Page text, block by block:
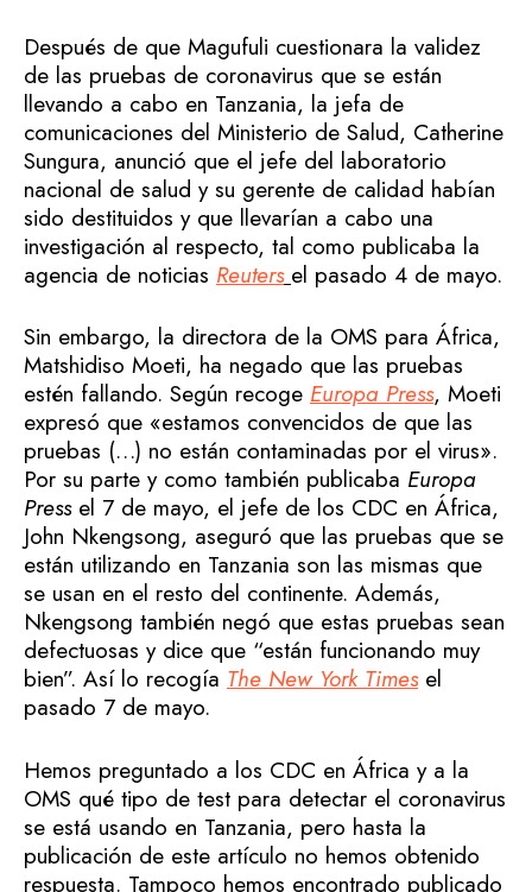
Después de que Magufuli cuestionara la validez
de las pruebas de coronavirus que se están
llevando a cabo en Tanzania, la jefa de
comunicaciones del Ministerio de Salud, Catherine
Sungura, anunció que el jefe del laboratorio
nacional de salud y su gerente de calidad habían
sido destituidos y que llevarían a cabo una
investigación al respecto, tal como publicaba la
agencia de noticias Reuters el pasado 4 de mayo.
Sin embargo, la directora de la OMS para África,
Matshidiso Moeti, ha negado que las pruebas
estén fallando. Según recoge Europa Press, Moeti
expresó que «estamos convencidos de que las
pruebas (…) no están contaminadas por el virus».
Por su parte y como también publicaba Europa
Press el 7 de mayo, el jefe de los CDC en África,
John Nkengsong, aseguró que las pruebas que se
están utilizando en Tanzania son las mismas que
se usan en el resto del continente. Además,
Nkengsong también negó que estas pruebas sean
defectuosas y dice que “están funcionando muy
bien”. Así lo recogía The New York Times el
pasado 7 de mayo.
Hemos preguntado a los CDC en África y a la
OMS qué tipo de test para detectar el coronavirus
se está usando en Tanzania, pero hasta la
publicación de este artículo no hemos obtenido
respuesta. Tampoco hemos encontrado publicado